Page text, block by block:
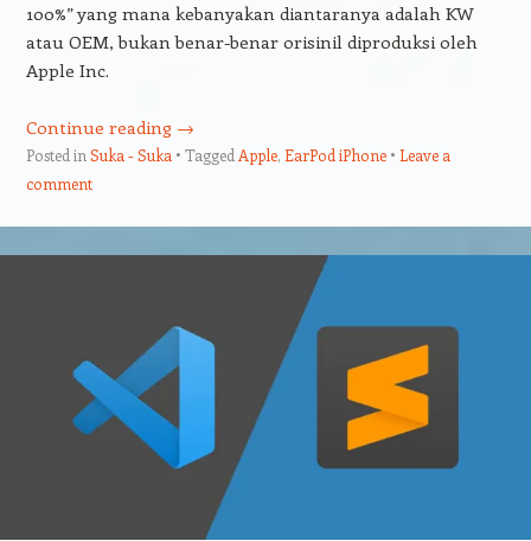
100%” yang mana kebanyakan diantaranya adalah KW
atau OEM, bukan benar-benar orisinil diproduksi oleh
Apple Inc.
Continue reading →
Posted in Suka - Suka Tagged Apple, EarPod iPhone
Leave a
comment